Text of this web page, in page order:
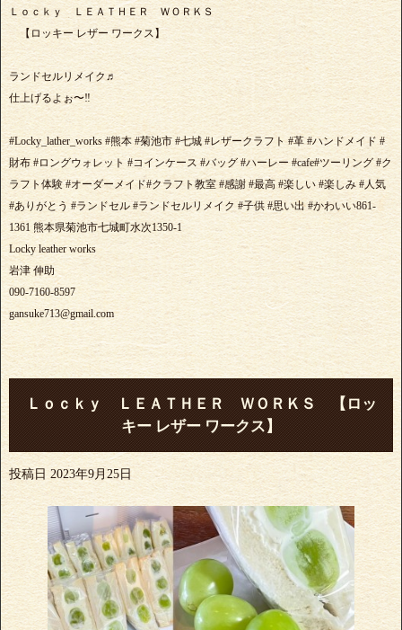
Ｌｏｃｋｙ ＬＥＡＴＨＥＲ ＷＯＲＫＳ
【ロッキー レザー ワークス】
ランドセルリメイク♬
仕上げるよぉ〜‼️
#Locky_lather_works #熊本 #菊池市 #七城 #レザークラフト #革 #ハンドメイド #
財布 #ロングウォレット #コインケース #バッグ #ハーレー #cafe#ツーリング #ク
ラフト体験 #オーダーメイド#クラフト教室 #感謝 #最高 #楽しい #楽しみ #人気
#ありがとう #ランドセル #ランドセルリメイク #子供 #思い出 #かわいい861-
1361 熊本県菊池市七城町水次1350-1
Locky leather works
岩津 伸助
090-7160-8597
gansuke713@gmail.com
Ｌｏｃｋｙ ＬＥＡＴＨＥＲ ＷＯＲＫＳ 【ロッ
キー レザー ワークス】
投稿日 2023年9月25日